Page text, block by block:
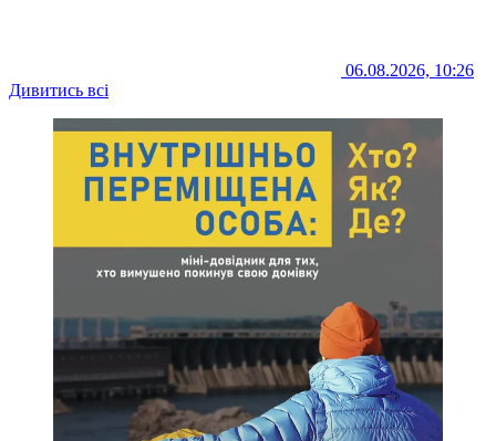
06.08.2026, 10:26
Дивитись всі